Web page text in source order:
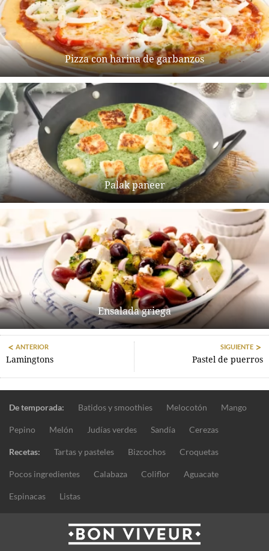
Pizza con harina de garbanzos
Palak paneer
Ensalada griega
ANTERIOR
Lamingtons
SIGUIENTE
Pastel de puerros
De temporada: Batidos y smoothies Melocotón Mango
Pepino Melón Judías verdes Sandía Cerezas
Recetas: Tartas y pasteles Bizcochos Croquetas
Pocos ingredientes Calabaza Coliflor Aguacate
Espinacas Listas